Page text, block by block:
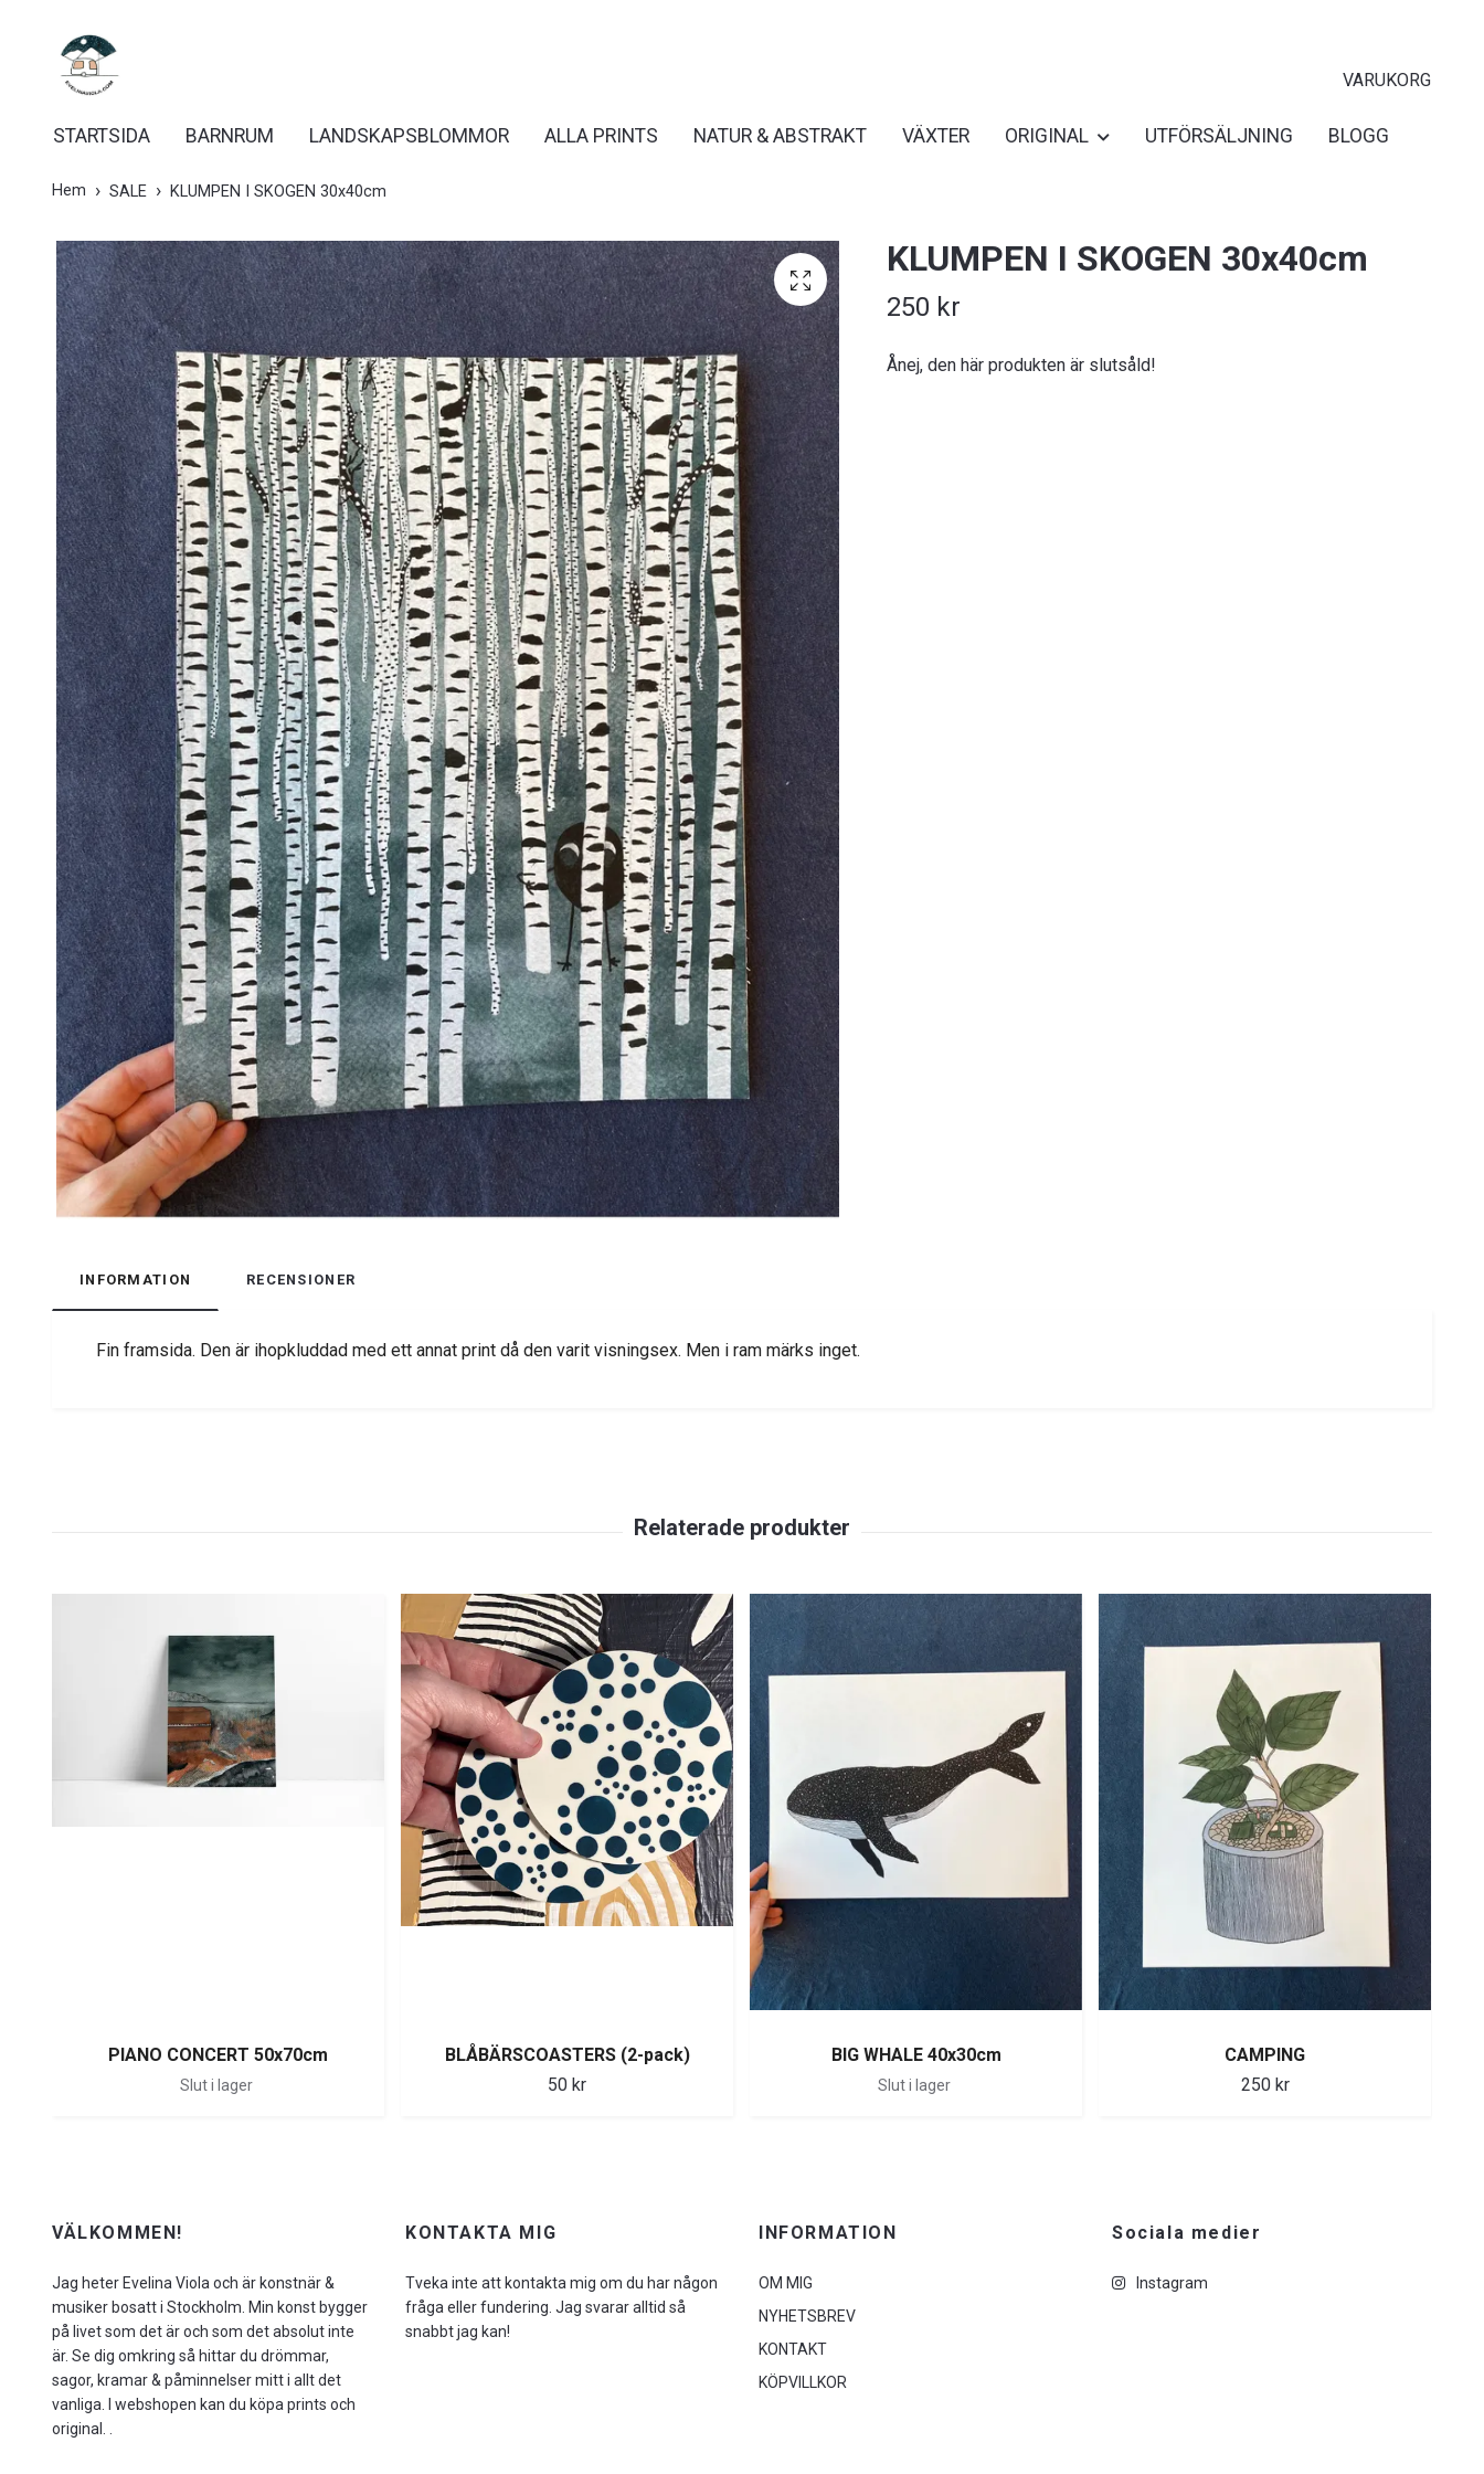
VARUKORG
STARTSIDA BARNRUM LANDSKAPSBLOMMOR ALLA PRINTS NATUR & ABSTRAKT VÄXTER ORIGINAL UTFÖRSÄLJNING BLOGG
Hem SALE KLUMPEN I SKOGEN 30x40cm
KLUMPEN I SKOGEN 30x40cm
250 kr
Ånej, den här produkten är slutsåld!
INFORMATION RECENSIONER
Fin framsida. Den är ihopkluddad med ett annat print då den varit visningsex. Men i ram märks inget.
PIANO CONCERT 50x70cm
Slut i lager
BLÅBÄRSCOASTERS (2-pack)
50 kr
BIG WHALE 40x30cm
Slut i lager
CAMPING
250 kr
VÄLKOMMEN!
Jag heter Evelina Viola och är konstnär &
musiker bosatt i Stockholm. Min konst bygger
på livet som det är och som det absolut inte
är. Se dig omkring så hittar du drömmar,
sagor, kramar & påminnelser mitt i allt det
vanliga. I webshopen kan du köpa prints och
original. .
KONTAKTA MIG
Tveka inte att kontakta mig om du har någon
fråga eller fundering. Jag svarar alltid så
snabbt jag kan!
INFORMATION
OM MIG
NYHETSBREV
KONTAKT
KÖPVILLKOR
Sociala medier
Instagram